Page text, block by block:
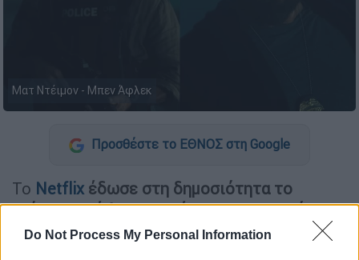
Do Not Process My Personal Information
Ματ Ντέιμον - Μπεν Άφλεκ
Προσθέστε το ΕΘΝΟΣ στη Google
Το Netflix έδωσε στη δημοσιότητα το
επίσημο τρέιλερ του νέου αστυνομικού
θρίλερ «The RIP», με πρωταγωνιστές τον